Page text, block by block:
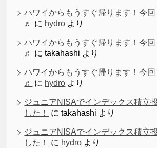
ハワイからもうすぐ帰ります！今
♬
に hydro より
ハワイからもうすぐ帰ります！今
♬
にtakahashi より
ハワイからもうすぐ帰ります！今
♬
に hydro より
ジュニアNISAでインデックス積立
した！
にtakahashi より
ジュニアNISAでインデックス積立
した！
に hydro より